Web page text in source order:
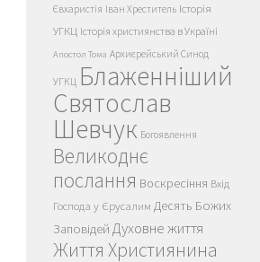
Євхаристія Іван Хреститель Історія
УГКЦ Історія християнства в Україні
Апостол Тома Архиєрейський Синод
УГКЦ Блаженніший
Святослав
Шевчук Богоявлення
Великоднє
послання Воскресіння Вхід
Господа у Єрусалим Десять Божих
Заповідей Духовне життя
Життя Християнина